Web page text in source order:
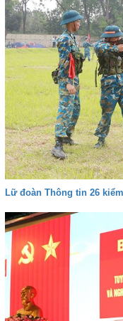
Lữ đoàn Thông tin 26